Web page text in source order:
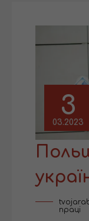
3
03.2023
праці